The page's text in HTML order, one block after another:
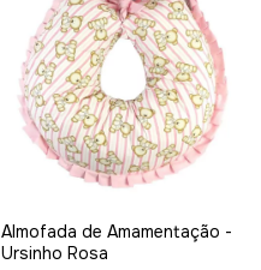
Almofada de Amamentação -
Ursinho Rosa